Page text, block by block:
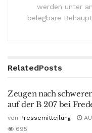
werden unter
belegbare
RelatedPosts
Zeugen nach
auf der B 207 bei
von Pressemitteilung
695